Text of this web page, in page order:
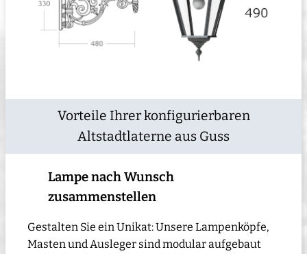
Vorteile Ihrer konfigurierbaren
Altstadtlaterne aus Guss
Lampe nach Wunsch
zusammenstellen
Gestalten Sie ein Unikat: Unsere Lampenköpfe,
Masten und Ausleger sind modular aufgebaut